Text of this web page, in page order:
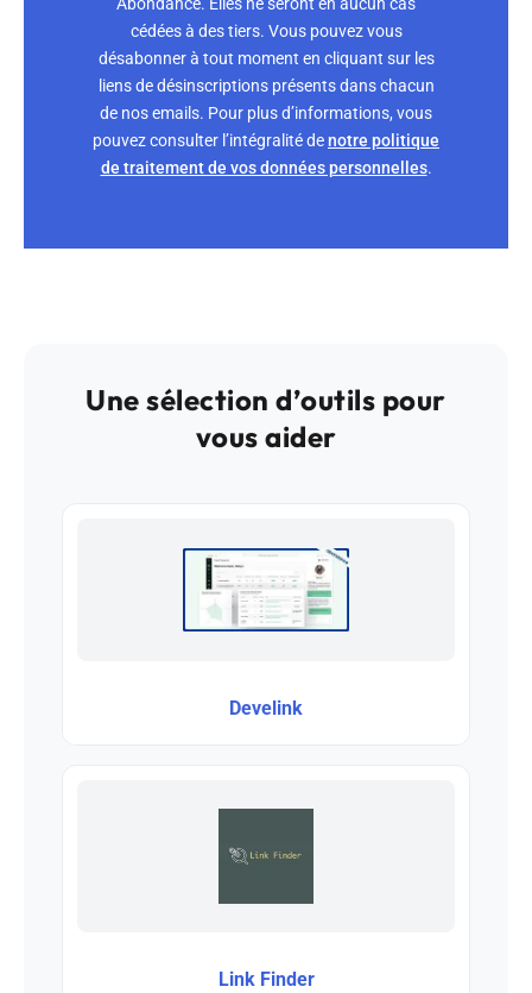
cédées à des tiers. Vous pouvez vous
désabonner à tout moment en cliquant sur les
liens de désinscriptions présents dans chacun
de nos emails. Pour plus d’informations, vous
pouvez consulter l’intégralité denotre politique
de traitement de vos données personnelles.
Une sélection d’outils pour
vous aider
Develink
Link Finder